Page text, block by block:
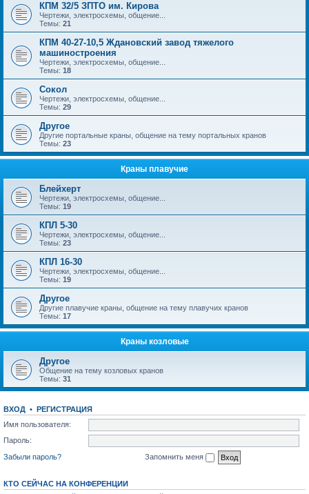
КПМ 32/5 ЗПТО им. Кирова
Чертежи, электросхемы, общение...
Темы: 21
КПМ 40-27-10,5 Ждановский завод тяжелого
машиностроения
Чертежи, электросхемы, общение...
Темы: 18
Сокол
Чертежи, электросхемы, общение...
Темы: 29
Другое
Другие портальные краны, общение на тему портальных кранов
Темы: 23
Краны плавучие
Блейхерт
Чертежи, электросхемы, общение...
Темы: 19
КПЛ 5-30
Чертежи, электросхемы, общение...
Темы: 23
КПЛ 16-30
Чертежи, электросхемы, общение...
Темы: 19
Другое
Другие плавучие краны, общение на тему плавучих кранов
Темы: 17
Краны козловые
Другое
Общение на тему козловых кранов
Темы: 31
ВХОД • РЕГИСТРАЦИЯ
Имя пользователя:
Пароль:
Забыли пароль?
Запомнить меня
КТО СЕЙЧАС НА КОНФЕРЕНЦИИ